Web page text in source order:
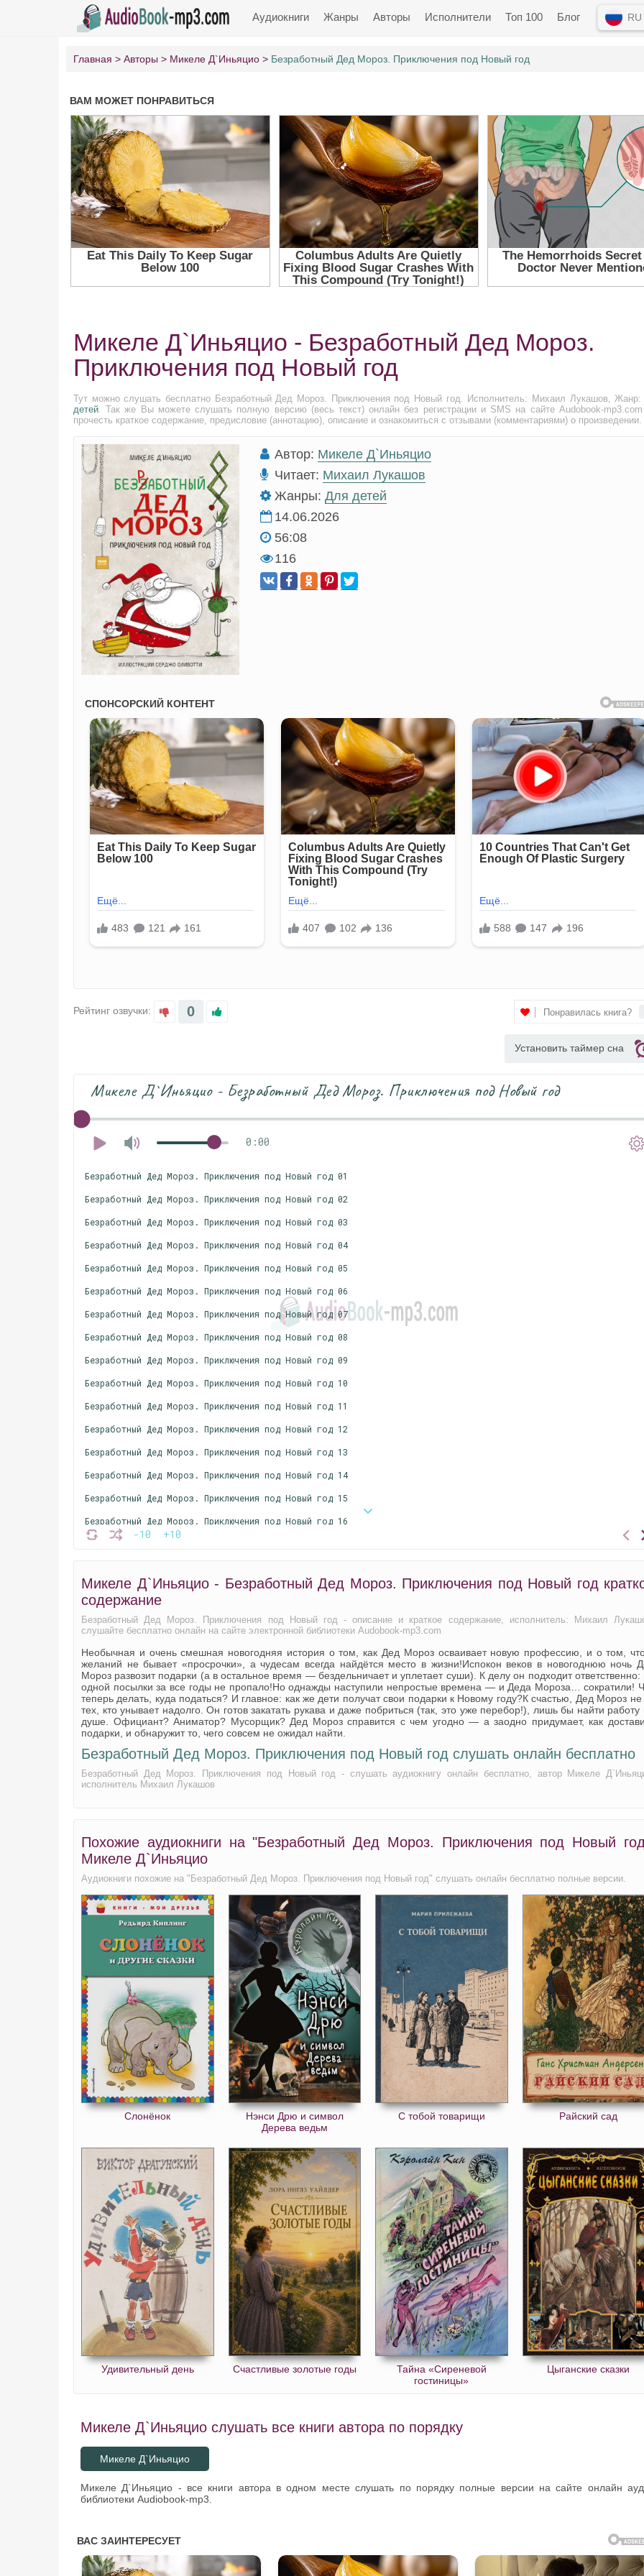
Аудиокниги Жанры Авторы Исполнители Топ 100 Блог RU
Главная Авторы Микеле Д`Иньяцио Безработный Дед Мороз. Приключения под Новый год
Микеле Д`Иньяцио - Безработный Дед Мороз.
Приключения под Новый год
Тут можно слушать бесплатно Безработный Дед Мороз. Приключения под Новый год. Исполнитель: Михаил Лукашов,
детей. Так же Вы можете слушать полную версию (весь текст) онлайн без регистрации и SMS на сайте Audobook-
прочесть краткое содержание, предисловие (аннотацию), описание и ознакомиться с отзывами (комментариями) о произведении.
Автор: Микеле Д`Иньяцио
Читает: Михаил Лукашов
Жанры: Для детей
14.06.2026
56:08
116
Рейтинг озвучки: 0 Понравилась книга?
Установить таймер сна
Микеле Д`Иньяцио - Безработный Дед Мороз. Приключения под Новый год
0:00
-10 +10
Безработный Дед Мороз. Приключения под Новый год 01
Безработный Дед Мороз. Приключения под Новый год 02
Безработный Дед Мороз. Приключения под Новый год 03
Безработный Дед Мороз. Приключения под Новый год 04
Безработный Дед Мороз. Приключения под Новый год 05
Безработный Дед Мороз. Приключения под Новый год 06
Безработный Дед Мороз. Приключения под Новый год 07
Безработный Дед Мороз. Приключения под Новый год 08
Безработный Дед Мороз. Приключения под Новый год 09
Безработный Дед Мороз. Приключения под Новый год 10
Безработный Дед Мороз. Приключения под Новый год 11
Безработный Дед Мороз. Приключения под Новый год 12
Безработный Дед Мороз. Приключения под Новый год 13
Безработный Дед Мороз. Приключения под Новый год 14
Безработный Дед Мороз. Приключения под Новый год 15
Безработный Дед Мороз. Приключения под Новый год 16
Безработный Дед Мороз. Приключения под Новый год 17
Безработный Дед Мороз. Приключения под Новый год 19
Безработный Дед Мороз. Приключения под Новый год 21
Безработный Дед Мороз. Приключения под Новый год 22
Безработный Дед Мороз. Приключения под Новый год 23
Безработный Дед Мороз. Приключения под Новый год 24
Безработный Дед Мороз. Приключения под Новый год 25
Безработный Дед Мороз. Приключения под Новый год 26
Безработный Дед Мороз. Приключения под Новый год 27
Микеле Д`Иньяцио - Безработный Дед Мороз. Приключения под Новый год
содержание
Безработный Дед Мороз. Приключения под Новый год - описание и краткое содержание, исполнитель: Михаил
слушайте бесплатно онлайн на сайте электронной библиотеки Audobook-mp3.com
Необычная и очень смешная новогодняя история о том, как Дед Мороз осваивает новую профессию, и о том,
желаний не бывает «просрочки», а чудесам всегда найдётся место в жизни!Испокон веков в новогоднюю ночь
Мороз развозит подарки (а в остальное время — бездельничает и уплетает суши). К делу он подходит ответственно:
одной посылки за все годы не пропало!Но однажды наступили непростые времена — и Деда Мороза… сократили!
теперь делать, куда податься? И главное: как же дети получат свои подарки к Новому году?К счастью, Дед Мороз не
тех, кто унывает надолго. Он готов закатать рукава и даже побриться (так, это уже перебор!), лишь бы найти работу
душе. Официант? Аниматор? Мусорщик? Дед Мороз справится с чем угодно — а заодно придумает, как
подарки, и обнаружит то, чего совсем не ожидал найти.
Безработный Дед Мороз. Приключения под Новый год слушать онлайн бесплатно
Безработный Дед Мороз. Приключения под Новый год - слушать аудиокнигу онлайн бесплатно, автор Микеле
исполнитель Михаил Лукашов
Похожие аудиокниги на "Безработный Дед Мороз. Приключения под Новый
Микеле Д`Иньяцио
Аудиокниги похожие на "Безработный Дед Мороз. Приключения под Новый год" слушать онлайн бесплатно полные версии.
Слонёнок
Нэнси Дрю и символ
Дерева ведьм
С тобой товарищи Райский сад
Удивительный день Счастливые золотые годы
Тайна «Сиреневой
гостиницы»
Цыганские сказки
Микеле Д`Иньяцио слушать все книги автора по порядку
Микеле Д`Иньяцио
Микеле Д`Иньяцио - все книги автора в одном месте слушать по порядку полные версии на сайте онлайн
библиотеки Audiobook-mp3.